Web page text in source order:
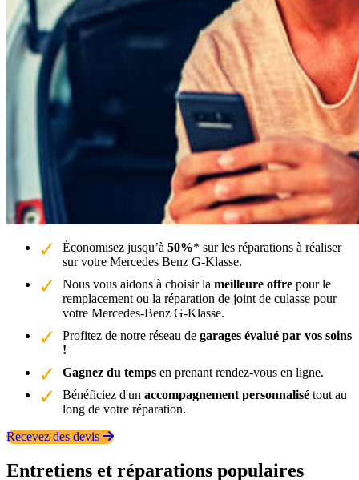
Économisez jusqu’à 50%* sur les réparations à réaliser
sur votre Mercedes Benz G-Klasse.
Nous vous aidons à choisir la meilleure offre pour le
remplacement ou la réparation de joint de culasse pour
votre Mercedes-Benz G-Klasse.
Profitez de notre réseau de garages évalué par vos soins
!
Gagnez du temps en prenant rendez-vous en ligne.
Bénéficiez d'un accompagnement personnalisé tout au
long de votre réparation.
Recevez des devis
Entretiens et réparations populaires